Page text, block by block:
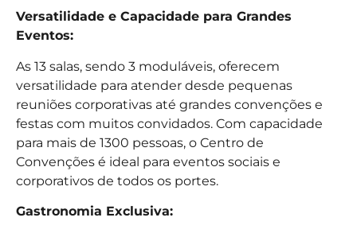
Versatilidade e Capacidade para Grandes
Eventos:
As 13 salas, sendo 3 moduláveis, oferecem
versatilidade para atender desde pequenas
reuniões corporativas até grandes convenções e
festas com muitos convidados. Com capacidade
para mais de 1300 pessoas, o Centro de
Convenções é ideal para eventos sociais e
corporativos de todos os portes.
Gastronomia Exclusiva: